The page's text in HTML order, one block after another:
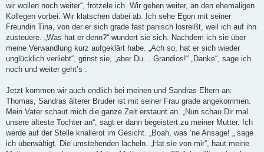
wir wollen noch weiter“, frotzele ich. Wir gehen weiter, an den ehemaligen
Kollegen vorbei. Wir klatschen dabei ab. Ich sehe Egon mit seiner
Freundin Tina, von der er sich grade fast panisch losreißt, weil ich auf ihn
zusteuere. „Was hat er denn?“ wundert sie sich. Nachdem ich sie über
meine Verwandlung kurz aufgeklärt habe. „Ach so, hat er sich wieder
unglücklich verliebt“, grinst sie, „aber Du… Grandios!“ „Danke“, sage ich
noch und weiter geht’s .
Jetzt kommen wir auch endlich bei meinen und Sandras Eltern an:
Thomas, Sandras älterer Bruder ist mit seiner Frau grade angekommen.
Mein Vater schaut mich die ganze Zeit erstaunt an. „Nun schau Dir mal
unsere älteste Tochter an“, sagt er dann begeistert zu meiner Mutter. Ich
werde auf der Stelle knallerot im Gesicht. „Boah, was ‘ne Ansage! „ sage
ich überwältigt. Die umstehenden lächeln. „Hat sie von mir“, haut meine